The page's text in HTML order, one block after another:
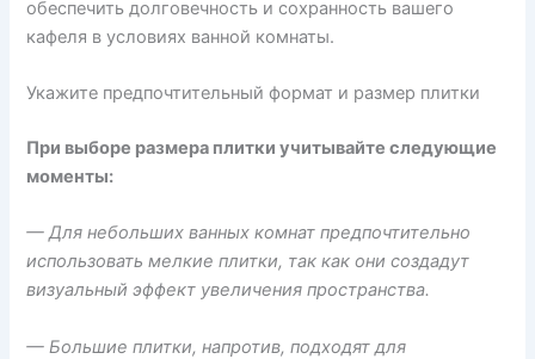
обеспечить долговечность и сохранность вашего
кафеля в условиях ванной комнаты.
Укажите предпочтительный формат и размер плитки
При выборе размера плитки учитывайте следующие
моменты:
— Для небольших ванных комнат предпочтительно
использовать мелкие плитки, так как они создадут
визуальный эффект увеличения пространства.
— Большие плитки, напротив, подходят для